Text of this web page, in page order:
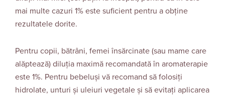
mai multe cazuri 1% este suficient pentru a obține
rezultatele dorite.
Pentru copii, bătrâni, femei însărcinate (sau mame care
alăptează) diluția maximă recomandată în aromaterapie
este 1%. Pentru bebeluși vă recomand să folosiți
hidrolate, unturi și uleiuri vegetale și să evitați aplicarea